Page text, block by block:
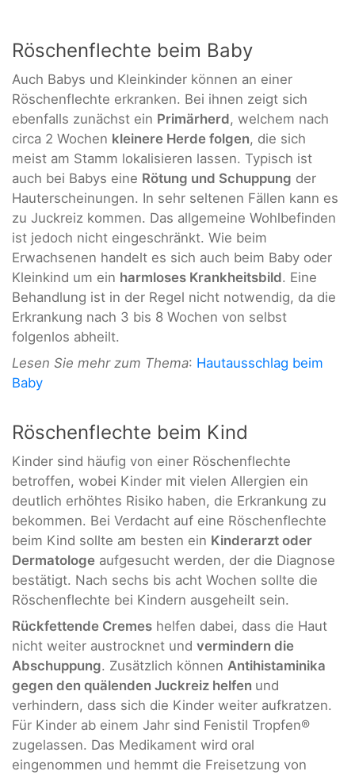
Röschenflechte beim Baby
Auch Babys und Kleinkinder können an einer
Röschenflechte erkranken. Bei ihnen zeigt sich
ebenfalls zunächst ein Primärherd, welchem nach
circa 2 Wochen kleinere Herde folgen, die sich
meist am Stamm lokalisieren lassen. Typisch ist
auch bei Babys eine Rötung und Schuppung der
Hauterscheinungen. In sehr seltenen Fällen kann es
zu Juckreiz kommen. Das allgemeine Wohlbefinden
ist jedoch nicht eingeschränkt. Wie beim
Erwachsenen handelt es sich auch beim Baby oder
Kleinkind um ein harmloses Krankheitsbild. Eine
Behandlung ist in der Regel nicht notwendig, da die
Erkrankung nach 3 bis 8 Wochen von selbst
folgenlos abheilt.
Lesen Sie mehr zum Thema: Hautausschlag beim
Baby
Röschenflechte beim Kind
Kinder sind häufig von einer Röschenflechte
betroffen, wobei Kinder mit vielen Allergien ein
deutlich erhöhtes Risiko haben, die Erkrankung zu
bekommen. Bei Verdacht auf eine Röschenflechte
beim Kind sollte am besten ein Kinderarzt oder
Dermatologe aufgesucht werden, der die Diagnose
bestätigt. Nach sechs bis acht Wochen sollte die
Röschenflechte bei Kindern ausgeheilt sein.
Rückfettende Cremes helfen dabei, dass die Haut
nicht weiter austrocknet und vermindern die
Abschuppung. Zusätzlich können Antihistaminika
gegen den quälenden Juckreiz helfen und
verhindern, dass sich die Kinder weiter aufkratzen.
Für Kinder ab einem Jahr sind Fenistil Tropfen®
zugelassen. Das Medikament wird oral
eingenommen und hemmt die Freisetzung von